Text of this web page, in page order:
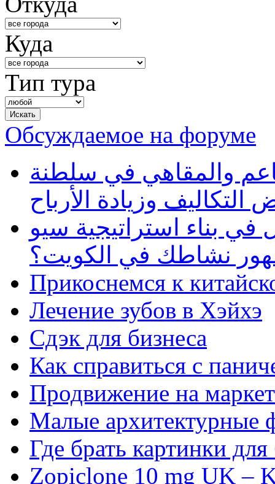
Куда
Тип тура
Обсуждаемое на форуме
والمقاهي في سلطنة
وزيادة الأرباح
بناء استراتيجية سيو
نشاطك في الكويت؟
Прикоснемся к
Лечение зубов в Хэйхэ
Сдэк для бизнеса
Как справиться с
Продвижение на
Малые архитектурные
Где брать картинки
Zopiclone 10 mg UK –